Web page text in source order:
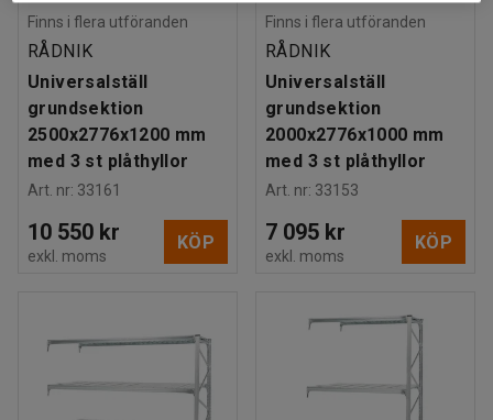
Finns i flera utföranden
RÅDNIK
Universalställ
grundsektion
2500x2776x1200 mm
med 3 st plåthyllor
Art. nr: 33161
10 550 kr
exkl. moms
KÖP
Finns i flera utföranden
RÅDNIK
Universalställ
grundsektion
2000x2776x1000 mm
med 3 st plåthyllor
Art. nr: 33153
7 095 kr
exkl. moms
KÖP